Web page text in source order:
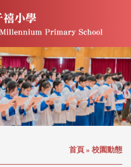
首頁 » 校園動態